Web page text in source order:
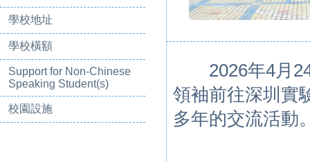
學校地址
學校橫額
Support for Non-Chinese
Speaking Student(s)
校園設施
2026年4月24
領袖前往深圳實
多年